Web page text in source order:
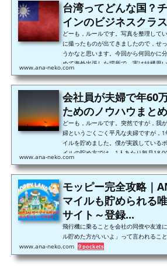
台湾ってどんな国？
インのビジネスクラ
どーも，ルールです。写真を整理して
に撮ったものが出てきましたので，せ
うかなと思います。今回から何回かに
めて海外出張した場所で，実は結構思
訪れたのは2回だけなんですが，仕事
きな影響を与えてくれた場所でした。
で，ちょうど2週間の滞在でした。そし
はわずか3日間でした。どちらも仕事で
きていないのですが，特...
www.ana-neko.com
会社員が夫婦で年60
ためのノウハウまと
どーも，ルールです。突然ですが，我
婦というごくごく平凡な夫婦ですが，
イルを貯めました。僕が実践している
イルの貯め方では，1人あたり毎月
ます。夫婦で実践すると，それだけで
ることができるのです。それに加えて
ャンペーンやカード決済分，そして飛
イルを合わせると，60万マイルに到
割以上が，ポイントサイ...
www.ana-neko.com
モッピー完全攻略｜
マイルも貯められる
サイト～登録...
飛行機に乗ることを会社の同僚や友達
ル貯めた方がいいよ」って言われるこ
まマイル口座を作って飛行機に乗った
まらないと感じ，マイルは貯めにくい
www.ana-neko.com 9 pockets